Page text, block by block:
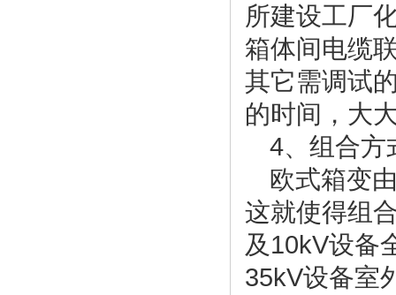
所建设工厂
箱体间电缆
其它需调试
的时间，大
4、组合方
欧式箱变
这就使得组
及10kV设备
35kV设备室